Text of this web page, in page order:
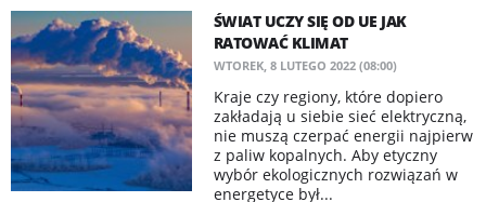
ŚWIAT UCZY SIĘ OD UE JAK
RATOWAĆ KLIMAT
WTOREK, 8 LUTEGO 2022 (08:00)
Kraje czy regiony, które dopiero
zakładają u siebie sieć elektryczną,
nie muszą czerpać energii najpierw
z paliw kopalnych. Aby etyczny
wybór ekologicznych rozwiązań w
energetyce był...